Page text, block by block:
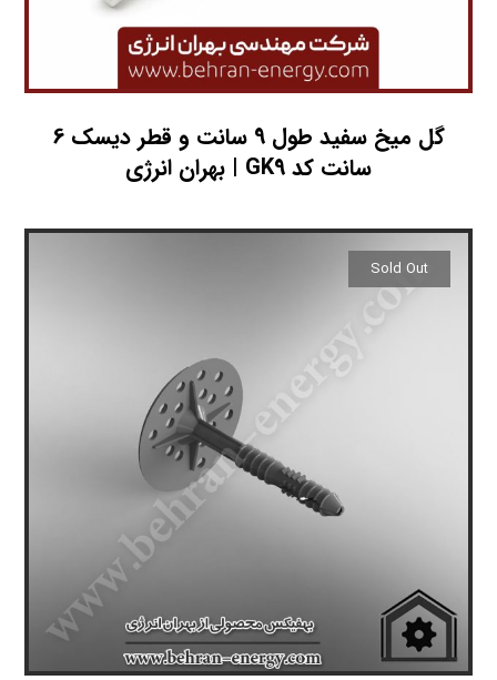
گل میخ سفید طول 9 سانت و قطر دیسک 6
سانت کد GK9 | بهران انرژی
Sold Out